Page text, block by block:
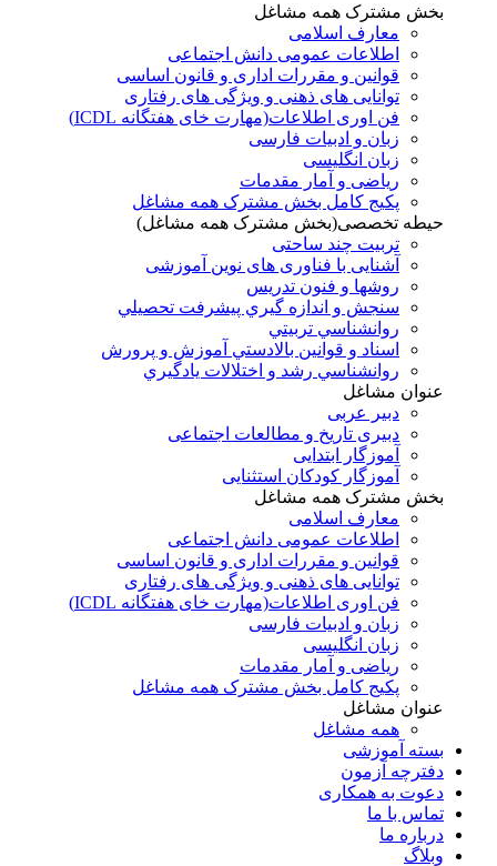
بخش مشترک همه مشاغل
معارف اسلامی
اطلاعات عمومی دانش اجتماعی
قوانین و مقررات اداری و قانون اساسی
توانایی های ذهنی و ویژگی های رفتاری
فن اوری اطلاعات(مهارت خای هفتگانه ICDL)
زبان و ادبیات فارسی
زبان انگلیسی
ریاضی و آمار مقدمات
پکیج کامل بخش مشترک همه مشاغل
حیطه تخصصی(بخش مشترک همه مشاغل)
تربیت چند ساحتی
آشنایی با فناوری های نوین آموزشی
روشها و فنون تدريس
سنجش و اندازه گيري پيشرفت تحصيلي
روانشناسي تربيتي
اسناد و قوانين بالادستي آموزش و پرورش
روانشناسي رشد و اختلالات يادگيري
عنوان مشاغل
دبير عربی
دبیری تاریخ و مطالعات اجتماعی
آموزگار ابتدایی
آموزگار کودکان استثنایی
بخش مشترک همه مشاغل
معارف اسلامی
اطلاعات عمومی دانش اجتماعی
قوانین و مقررات اداری و قانون اساسی
توانایی های ذهنی و ویژگی های رفتاری
فن اوری اطلاعات(مهارت خای هفتگانه ICDL)
زبان و ادبیات فارسی
زبان انگلیسی
ریاضی و آمار مقدمات
پکیج کامل بخش مشترک همه مشاغل
عنوان مشاغل
همه مشاغل
بسته آموزشی
دفترچه آزمون
دعوت به همکاری
تماس با ما
درباره ما
وبلاگ